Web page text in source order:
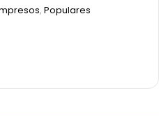
, Populares